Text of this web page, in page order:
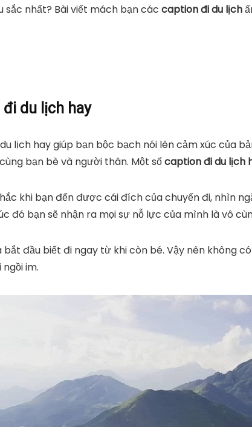
sắc nhất? Bài viết mách bạn các caption đi du lịch
đi du lịch hay
lịch hay giúp bạn bộc bạch nói lên cảm xúc của
bạn bè và người thân. Một sốcaption đi du lịch
khi bạn đến được cái đích của chuyến đi, nhìn
đó bạn sẽ nhận ra mọi sự nỗ lực của mình là vô
bắt đầu biết đi ngay từ khi còn bé. Vậy nên không
ngồi im.